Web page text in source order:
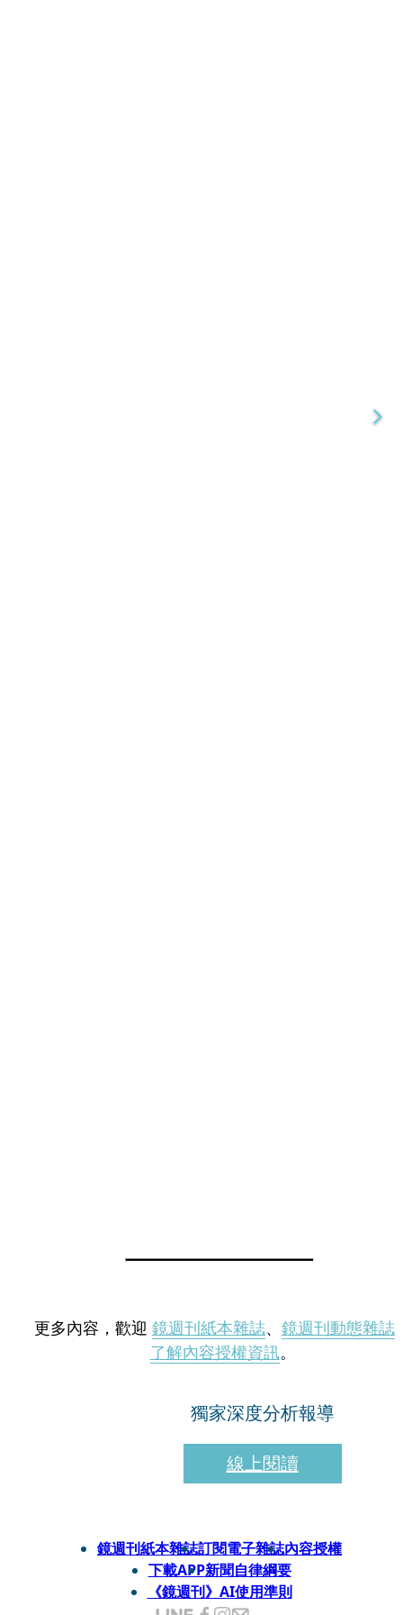
更多內容，歡迎 鏡週刊紙本雜誌、 鏡週刊動態雜誌
了解內容授權資訊。
獨家深度分析報導
線上閱讀
鏡週刊紙本雜誌訂閱電子雜誌內容授權
下載APP新聞自律綱要
《鏡週刊》AI使用準則